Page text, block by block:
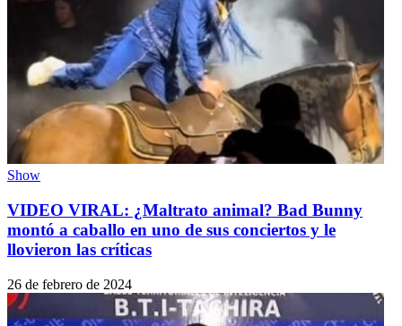
Show
VIDEO VIRAL: ¿Maltrato animal? Bad Bunny
montó a caballo en uno de sus conciertos y le
llovieron las críticas
26 de febrero de 2024